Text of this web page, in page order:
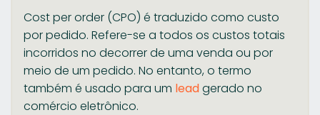
Cost per order (CPO) é traduzido como custo
por pedido. Refere-se a todos os custos totais
incorridos no decorrer de uma venda ou por
meio de um pedido. No entanto, o termo
também é usado para um leadgerado no
comércio eletrônico.